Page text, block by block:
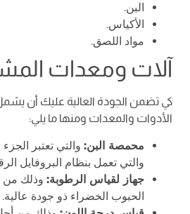
البن.
الأكياس.
مواد اللصق.
آلات ومعدات
كي تضمن الجودة العالية عليك أن
الأدوات والمعدات ومنها ما يلي:
محمصة البن: والتي تعتبر
والتي تعمل بنظام البروفايل
جهاز لقياس الرطوبة: وذلك من
الحبوب الخضراء ذو جودة عالية.